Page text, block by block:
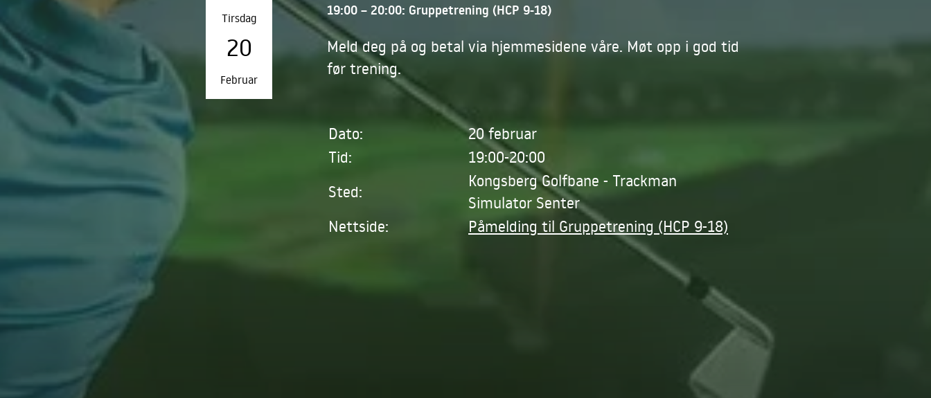
19:00 – 20:00: Gruppetrening (HCP 9-18)
Meld deg på og betal via hjemmesidene våre. Møt opp i god tid
før trening.
Dato:
20 februar
Tid:
19:00-20:00
Sted:
Kongsberg Golfbane - Trackman
Simulator Senter
Nettside:
Påmelding til Gruppetrening (HCP 9-18)
Tirsdag
20
Februar